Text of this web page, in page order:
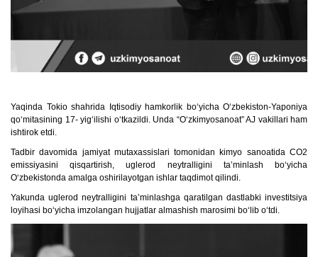
Yaqinda Tokio shahrida Iqtisodiy hamkorlik boʻyicha Oʻzbekiston-Yaponiya
qoʻmitasining 17- yigʻilishi oʻtkazildi. Unda “Oʻzkimyosanoat” AJ vakillari ham
ishtirok etdi.
Tadbir davomida jamiyat mutaxassislari tomonidan kimyo sanoatida CO2
emissiyasini qisqartirish, uglerod neytralligini taʼminlash boʻyicha
Oʻzbekistonda amalga oshirilayotgan ishlar taqdimot qilindi.
Yakunda uglerod neytralligini taʼminlashga qaratilgan dastlabki investitsiya
loyihasi boʻyicha imzolangan hujjatlar almashish marosimi boʻlib oʻtdi.